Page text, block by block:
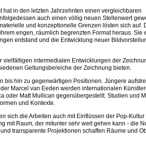
in den letzten Jahrzehnten einen vergleichbaren
auch einen völlig neuen Stellenwert
und konzeptionelle Grenzen lösten sich auf.
engen, räumlich begrenzten Format heraus. Sie
entstand und die Entwicklung neuer
vielfältigen intermedialen Entwicklungen der
Geltungsbereiche der Zeichnung bieten.
bis hin zu gegenwärtigen Positionen. Jüngere
Marcel van Eeden werden internationalen
oder Matt Mullican gegenübergestellt. Studien und
und Kontexte.
sich die Arbeiten auch mit Einflüssen der Pop-
mit Raum, der mitunter sehr weit gehen kann - die
transparente Projektionen schaffen Räume und